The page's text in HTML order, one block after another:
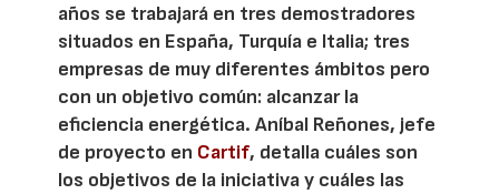
años se trabajará en tres demostradores
situados en España, Turquía e Italia; tres
empresas de muy diferentes ámbitos pero
con un objetivo común: alcanzar la
eficiencia energética. Aníbal Reñones, jefe
de proyecto en Cartif, detalla cuáles son
los objetivos de la iniciativa y cuáles las